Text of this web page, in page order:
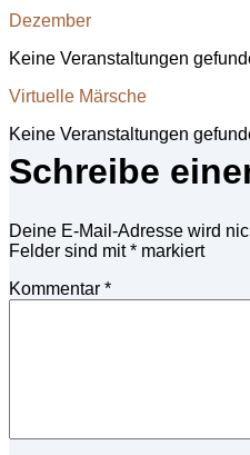
Dezember
Keine Veranstaltungen
Virtuelle Märsche
Keine Veranstaltungen
Schreibe
Deine E-Mail-Adresse wird
Felder sind mit* markiert
Kommentar *